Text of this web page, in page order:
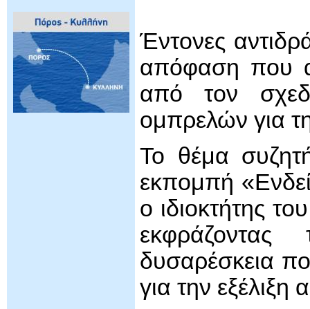
Έντονες
απόφαση που
από τον
ομπρελών για
Το θέμα
εκπομπή
ο ιδιοκτήτης
δυσαρέσκεια
για την εξέλιξη